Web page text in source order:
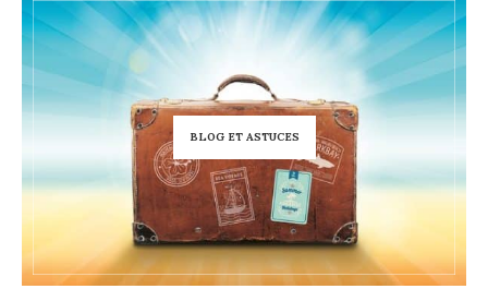
BLOG ET ASTUCES